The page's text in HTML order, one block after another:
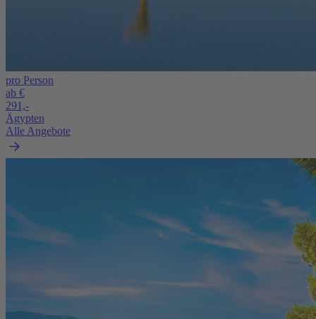
pro Person
ab €
291,-
Ägypten
Alle Angebote